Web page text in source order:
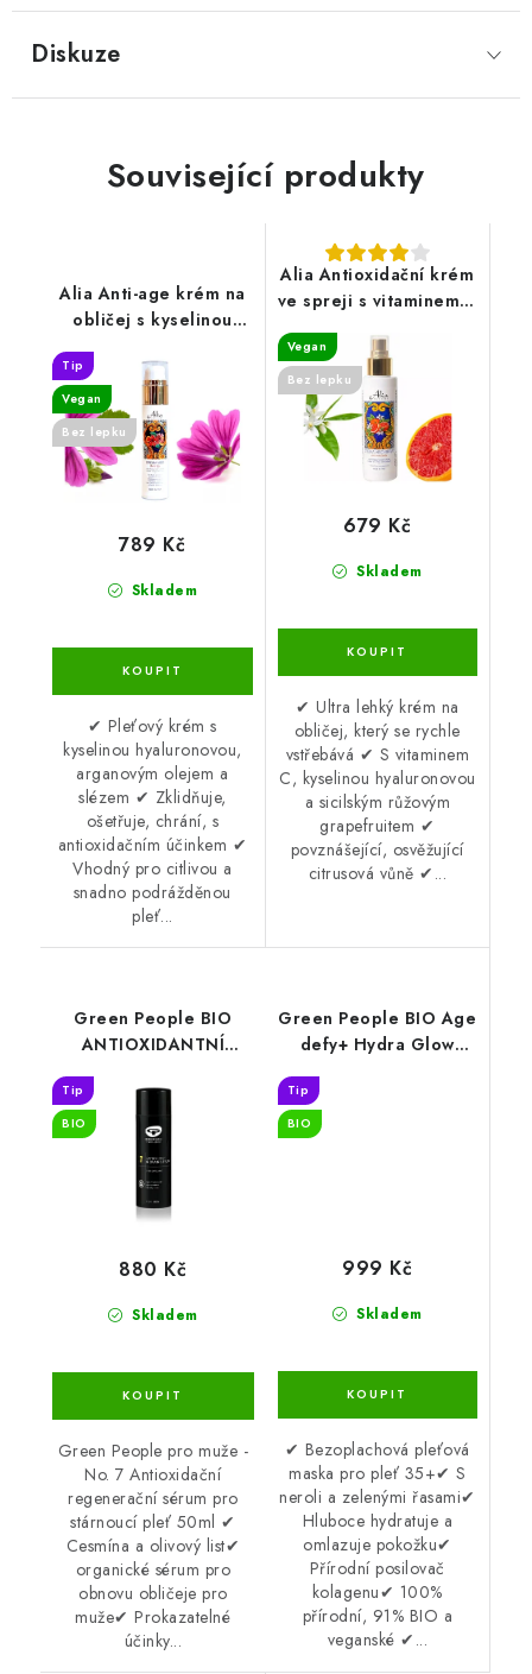
Diskuze
Související produkty
Alia Anti-age krém na
obličej s kyselinou
hyaluronovou 100ml
Tip
Vegan
Bez lepku
Skladem
789 Kč
✔ Pleťový krém s
kyselinou hyaluronovou,
arganovým olejem a
slézem ✔ Zklidňuje,
ošetřuje, chrání, s
antioxidačním účinkem ✔
Vhodný pro citlivou a
snadno podrážděnou
pleť...
Alia Antioxidační krém
ve spreji s vitaminem C
Vegan
Bez lepku
Skladem
679 Kč
✔ Ultra lehký krém na
obličej, který se rychle
vstřebává ✔ S vitaminem
C, kyselinou hyaluronovou
a sicilským růžovým
grapefruitem ✔
povznášející, osvěžující
citrusová vůně ✔...
Green People BIO
ANTIOXIDANTNÍ
muže 50 ml
Tip
BIO
Skladem
880 Kč
Green People pro muže -
No. 7 Antioxidační
regenerační sérum pro
stárnoucí pleť 50ml ✔
Cesmína a olivový list✔
organické sérum pro
obnovu obličeje pro
muže✔ Prokazatelné
účinky...
Green People BIO Age
defy+ Hydra Glow
Tip
BIO
Skladem
999 Kč
✔ Bezoplachová pleťová
maska pro pleť 35+✔ S
neroli a zelenými řasami✔
Hluboce hydratuje a
omlazuje pokožku✔
Přírodní posilovač
kolagenu✔ 100%
přírodní, 91% BIO a
veganské ✔...